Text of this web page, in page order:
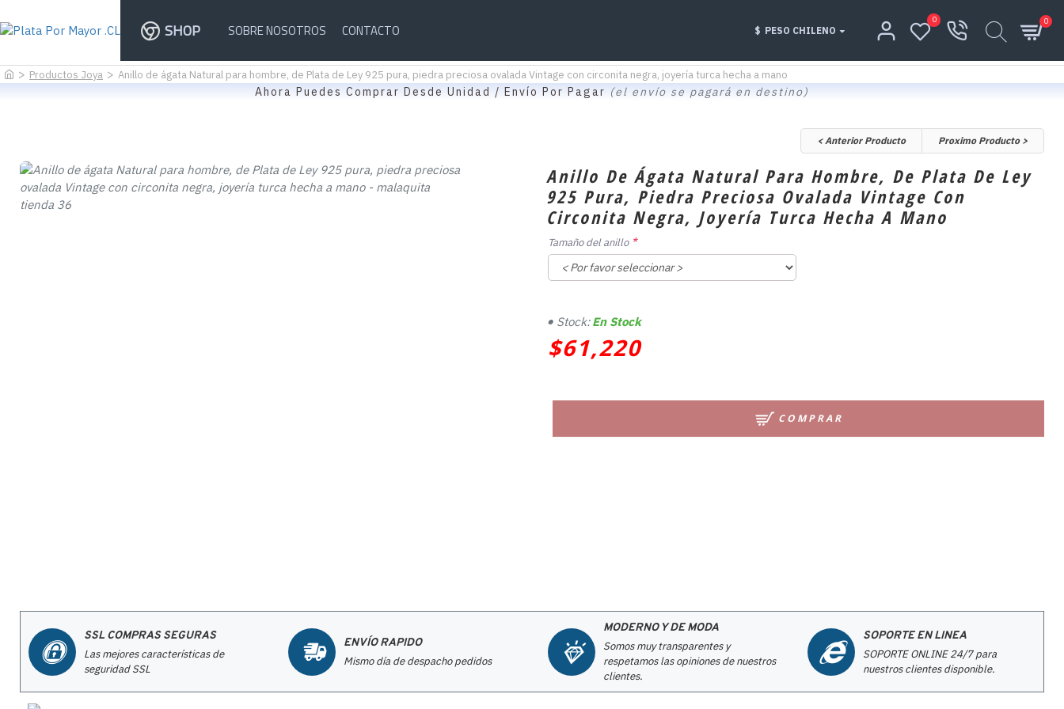
SHOP SOBRE NOSOTROS CONTACTO $ PESO CHILENO
0 0
Productos Joya Anillo de ágata Natural para hombre, de Plata de Ley 925 pura, piedra preciosa ovalada Vintage con circonita negra, joyería turca hecha a mano
Ahora Puedes Comprar Desde Unidad / Envío Por Pagar (el envío se pagará en destino)
< Anterior Producto Proximo Producto >
Anillo De Ágata Natural Para Hombre, De Plata De Ley
925 Pura, Piedra Preciosa Ovalada Vintage Con
Circonita Negra, Joyería Turca Hecha A Mano
$61,220
Stock: En Stock
Tamaño del anillo
COMPRAR
SSL COMPRAS SEGURAS
Las mejores características de
seguridad SSL
ENVÍO RAPIDO
Mismo día de despacho pedidos
MODERNO Y DE MODA
Somos muy transparentes y
respetamos las opiniones de nuestros
clientes.
SOPORTE EN LINEA
SOPORTE ONLINE 24/7 para
nuestros clientes disponible.